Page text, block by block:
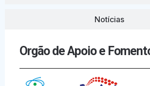
Notícias
Orgão de Apoio e